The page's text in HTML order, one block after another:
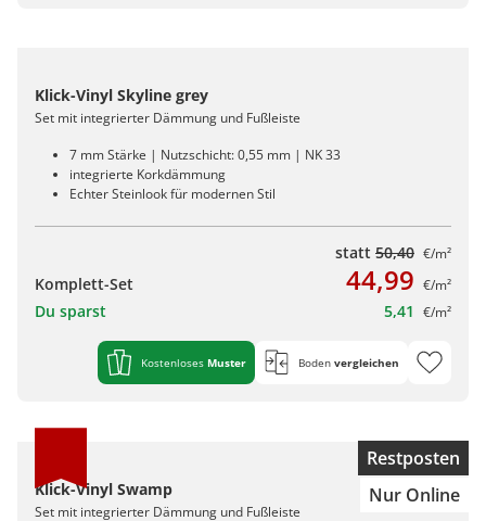
Klick-Vinyl Skyline grey
Set mit integrierter Dämmung und Fußleiste
7 mm Stärke | Nutzschicht: 0,55 mm | NK 33
integrierte Korkdämmung
Echter Steinlook für modernen Stil
statt 50,40 €/m²
Komplett-Set 44,99 €/m²
Du sparst 5,41 €/m²
Kostenloses Muster Boden vergleichen
Restposten
Nur Online
Klick-Vinyl Swamp
Set mit integrierter Dämmung und Fußleiste